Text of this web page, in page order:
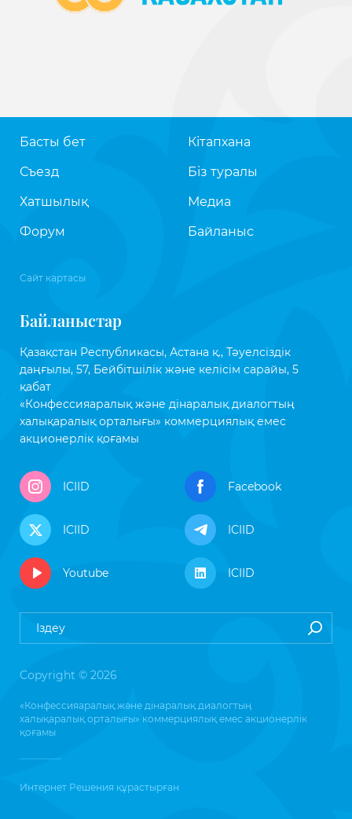
Басты бет
Съезд
Хатшылық
Форум
Кітапхана
Біз туралы
Медиа
Байланыс
Сайт картасы
Байланыстар
Қазақстан Республикасы, Астана қ., Тәуелсіздік
даңғылы, 57, Бейбітшілік және келісім сарайы, 5
қабат
«Конфессияаралық және дінаралық диалогтың
халықаралық орталығы» коммерциялық емес
акционерлік қоғамы
ICIID Facebook
ICIID ICIID
Youtube ICIID
Copyright © 2026
«Конфессияаралық және дінаралық диалогтың
халықаралық орталығы» коммерциялық емес акционерлік
қоғамы
Интернет Решения құрастырған